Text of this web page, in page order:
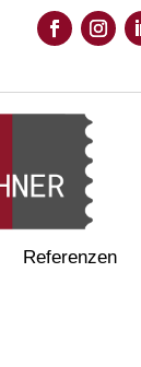
Referenzen